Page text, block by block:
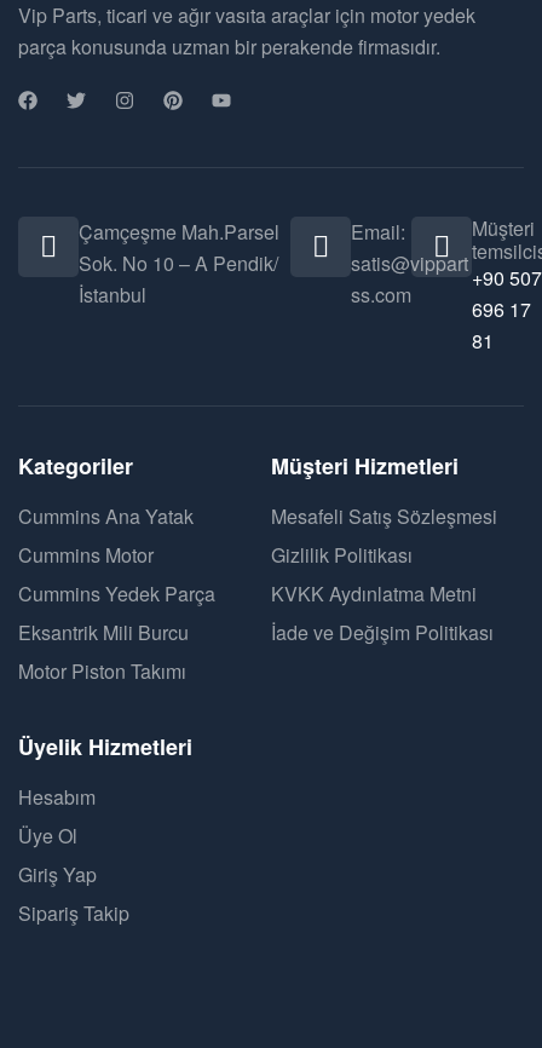
Vip Parts, ticari ve ağır vasıta araçlar için motor yedek
parça konusunda uzman bir perakende firmasıdır.
Çamçeşme Mah.Parsel
Sok. No 10 – A Pendik/
İstanbul
Email:
satis@vippart
ss.com
Müşteri
+90 507
696 17
81
Kategoriler
Cummins Ana Yatak
Cummins Motor
Cummins Yedek Parça
Eksantrik Mili Burcu
Motor Piston Takımı
Müşteri Hizmetleri
Mesafeli Satış Sözleşmesi
Gizlilik Politikası
KVKK Aydınlatma Metni
İade ve Değişim Politikası
Üyelik Hizmetleri
Hesabım
Üye Ol
Giriş Yap
Sipariş Takip